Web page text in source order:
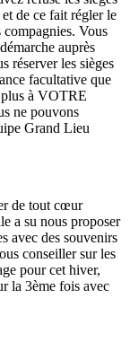
de ce fait régler le
compagnies. Vous
auprès
réserver les sièges
facultative que
plus à VOTRE
ne pouvons
Grand Lieu
de tout cœur
a su nous proposer
avec des souvenirs
conseiller sur les
pour cet hiver,
la 3ème fois avec